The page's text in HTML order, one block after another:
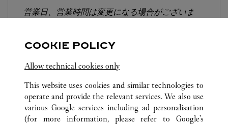
営業日、営業時間は変更になる場合がございま
電話での作品のお取置きは承っておりません。
COOKIE POLICY
Allow technical cookies only
This website uses cookies and similar technologies to
operate and provide the relevant services. We also use
various Google services including ad personalisation
(for more information, please refer to Google's